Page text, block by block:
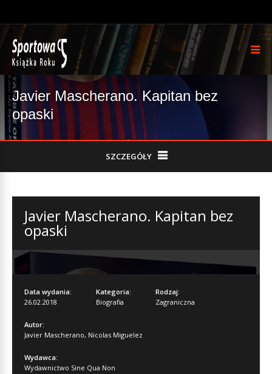
Javier Mascherano. Kapitan bez
opaski
SZCZEGÓŁY
Javier Mascherano. Kapitan bez
opaski
Data wydania:
26.02.2018
Kategoria:
Biografia
Rodzaj:
Zagraniczna
Autor:
Javier Mascherano, Nicolas Miguelez
Wydawca:
Wydawnictwo Sine Qua Non